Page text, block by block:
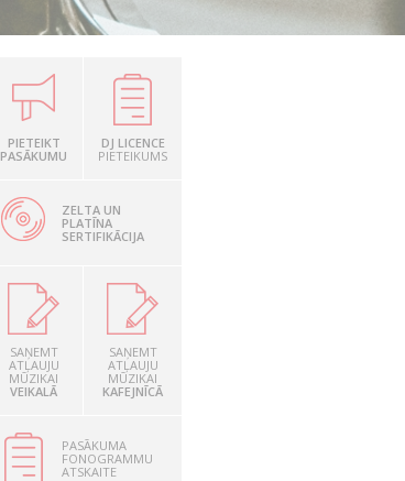
PIETEIKT
PASĀKUMU
DJ LICENCE
PIETEIKUMS
ZELTA UN
PLATĪNA
SERTIFIKĀCIJA
SAŅEMT
ATĻAUJU
MŪZIKAI
VEIKALĀ
SAŅEMT
ATĻAUJU
MŪZIKAI
KAFEJNĪCĀ
PASĀKUMA
FONOGRAMMU
ATSKAITE